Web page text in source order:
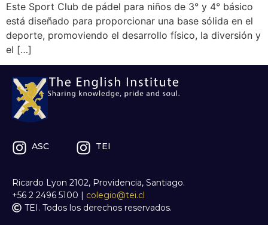
Este Sport Club de pádel para niños de 3° y 4° básico
está diseñado para proporcionar una base sólida en el
deporte, promoviendo el desarrollo físico, la diversión y
el […]
ASC TEI
Ricardo Lyon 2102, Providencia, Santiago.
+56 2 2496 5100
colegio@tei.cl
TEI. Todos los derechos reservados.